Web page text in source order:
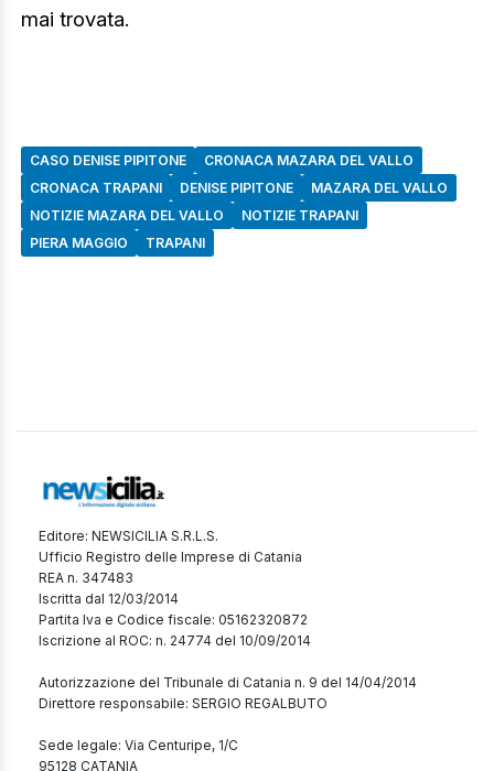
mai trovata.
CASO DENISE PIPITONE
CRONACA MAZARA DEL VALLO
CRONACA TRAPANI
DENISE PIPITONE
MAZARA DEL VALLO
NOTIZIE MAZARA DEL VALLO
NOTIZIE TRAPANI
PIERA MAGGIO
TRAPANI
Editore: NEWSICILIA S.R.L.S.
Ufficio Registro delle Imprese di Catania
REA n. 347483
Iscritta dal 12/03/2014
Partita Iva e Codice fiscale: 05162320872
Iscrizione al ROC: n. 24774 del 10/09/2014
Autorizzazione del Tribunale di Catania n. 9 del 14/04/2014
Direttore responsabile: SERGIO REGALBUTO
Sede legale: Via Centuripe, 1/C
95128 CATANIA